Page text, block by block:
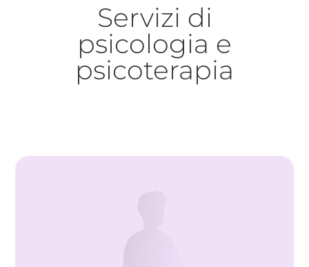
Servizi di
psicologia e
psicoterapia